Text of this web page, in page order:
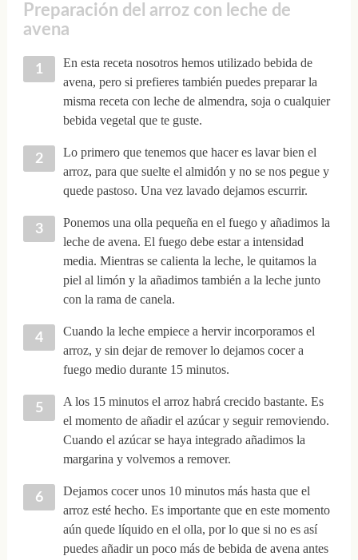
Preparación del arroz con leche de
avena
En esta receta nosotros hemos utilizado bebida de
avena, pero si prefieres también puedes preparar la
misma receta con leche de almendra, soja o cualquier
bebida vegetal que te guste.
Lo primero que tenemos que hacer es lavar bien el
arroz, para que suelte el almidón y no se nos pegue y
quede pastoso. Una vez lavado dejamos escurrir.
Ponemos una olla pequeña en el fuego y añadimos la
leche de avena. El fuego debe estar a intensidad
media. Mientras se calienta la leche, le quitamos la
piel al limón y la añadimos también a la leche junto
con la rama de canela.
Cuando la leche empiece a hervir incorporamos el
arroz, y sin dejar de remover lo dejamos cocer a
fuego medio durante 15 minutos.
A los 15 minutos el arroz habrá crecido bastante. Es
el momento de añadir el azúcar y seguir removiendo.
Cuando el azúcar se haya integrado añadimos la
margarina y volvemos a remover.
Dejamos cocer unos 10 minutos más hasta que el
arroz esté hecho. Es importante que en este momento
aún quede líquido en el olla, por lo que si no es así
puedes añadir un poco más de bebida de avena antes